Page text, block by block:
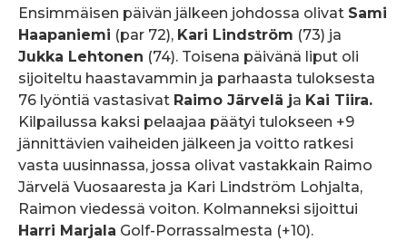
Ensimmäisen päivän jälkeen johdossa olivat Sami
Haapaniemi (par 72), Kari Lindström (73) ja
Jukka Lehtonen (74). Toisena päivänä liput oli
sijoiteltu haastavammin ja parhaasta tuloksesta
76 lyöntiä vastasivat Raimo Järvelä ja Kai Tiira.
Kilpailussa kaksi pelaajaa päätyi tulokseen +9
jännittävien vaiheiden jälkeen ja voitto ratkesi
vasta uusinnassa, jossa olivat vastakkain Raimo
Järvelä Vuosaaresta ja Kari Lindström Lohjalta,
Raimon viedessä voiton. Kolmanneksi sijoittui
Harri Marjala Golf-Porrassalmesta (+10).